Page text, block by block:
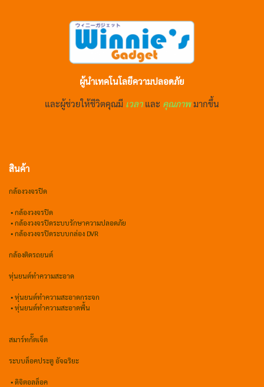
ผู้นำเทคโนโลยีความปลอดภัย
และผู้ช่วยให้ชีวิตคุณมี เวลา และ คุณภาพ มากขึ้น
สินค้า
กล้องวงจรปิด
•กล้องวงจรปิด
•กล้องวงจรปิดระบบรักษาความปลอดภัย
• กล้องวงจรปิดระบบกล่อง DVR
กล้องติดรถยนต์
หุ่นยนต์ทำความสะอาด
•หุ่นยนต์ทำความสะอาดกระจก
•หุ่นยนต์ทำความสะอาดพื้น
สมาร์ทกั๊ตเจ็ต
ระบบล็อคประตู อัจฉริยะ
•ดิจิตอลล็อค